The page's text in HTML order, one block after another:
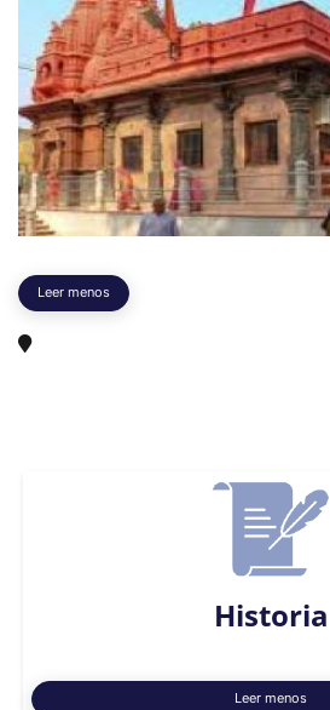
Leer menos
Historia
Leer menos